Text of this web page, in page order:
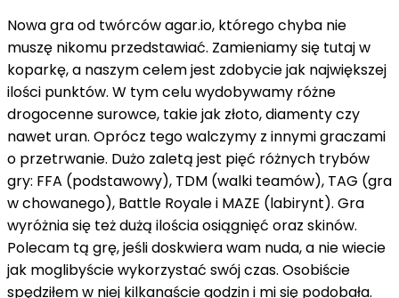
Nowa gra od twórców agar.io, którego chyba nie
muszę nikomu przedstawiać. Zamieniamy się tutaj w
koparkę, a naszym celem jest zdobycie jak największej
ilości punktów. W tym celu wydobywamy różne
drogocenne surowce, takie jak złoto, diamenty czy
nawet uran. Oprócz tego walczymy z innymi graczami
o przetrwanie. Dużo zaletą jest pięć różnych trybów
gry: FFA (podstawowy), TDM (walki teamów), TAG (gra
w chowanego), Battle Royale i MAZE (labirynt). Gra
wyróżnia się też dużą ilościa osiągnięć oraz skinów.
Polecam tą grę, jeśli doskwiera wam nuda, a nie wiecie
jak moglibyście wykorzystać swój czas. Osobiście
spędziłem w niej kilkanaście godzin i mi się podobała.